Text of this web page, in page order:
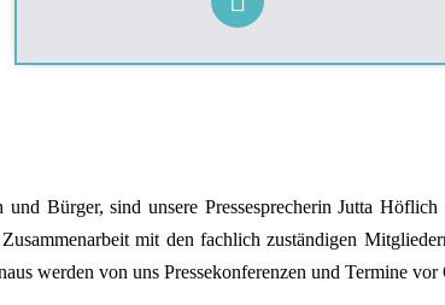
Bürger, sind unsere Presse­sprecher­in Jutta
mit den fach­­lich zu­­stän­di­­gen
werden von uns Presse­­kon­­fe­ren­­zen und Termine